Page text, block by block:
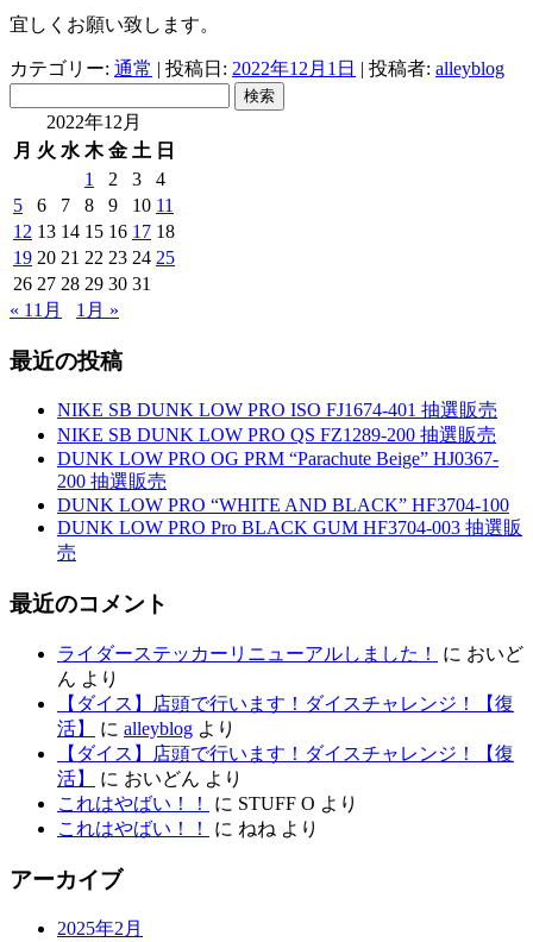
宜しくお願い致します。
カテゴリー: 通常 | 投稿日: 2022年12月1日 | 投稿者: alleyblog
2022年12月
月 火 水 木 金 土 日
1
2 3
4
5
6 7 8 9 10 11
12 13 14 15 16 17 18
19 20 21 22 23 24 25
26 27 28 29 30 31
« 11月
1月 »
最近の投稿
NIKE SB DUNK LOW PRO ISO FJ1674-401 抽選販売
NIKE SB DUNK LOW PRO QS FZ1289-200 抽選販売
DUNK LOW PRO OG PRM “Parachute Beige” HJ0367-
200 抽選販売
DUNK LOW PRO “WHITE AND BLACK” HF3704-100
DUNK LOW PRO Pro BLACK GUM HF3704-003 抽選販
売
最近のコメント
ライダーステッカーリニューアルしました！ に おいど
ん より
【ダイス】店頭で行います！ダイスチャレンジ！【復
活】
に alleyblog より
【ダイス】店頭で行います！ダイスチャレンジ！【復
活】
に おいどん より
これはやばい！！
に STUFF O より
これはやばい！！
に ねね より
アーカイブ
2025年2月